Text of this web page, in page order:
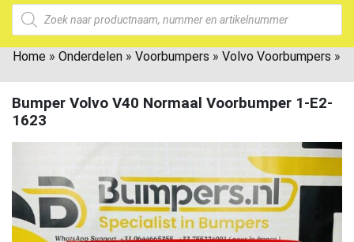
Home » Onderdelen » Voorbumpers » Volvo Voorbumpers »
Bumper Volvo V40 Normaal Voorbumper 1-E2-
1623